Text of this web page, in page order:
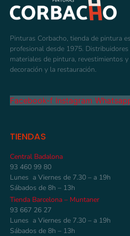
Pinturas Corbacho, tienda de pintura
profesional desde 1975.
materiales de pintura, revestimientos
decoración y la restauración.
Facebook-f Instagram
TIENDAS
Central Badalona
93 460 99 80
Lunes a Viernes de 7.30 – a 19h
Sábados de 8h – 13h
Tienda Barcelona – Muntaner
93 667 26 27
Lunes a Viernes de 7.30 – a 19h
Sábados de 8h – 13h